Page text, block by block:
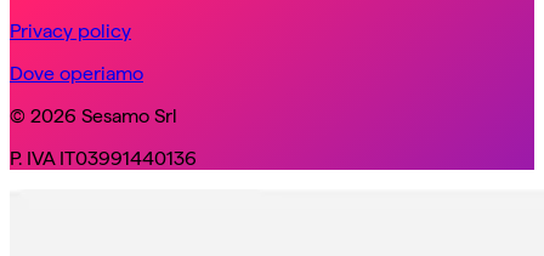
Privacy policy
Dove operiamo
© 2026 Sesamo Srl
P. IVA IT03991440136